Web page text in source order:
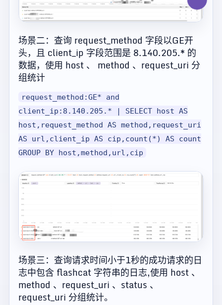
场景二：查询 request_method 字段以GE开
头，且 client_ip 字段范围是 8.140.205.* 的
数据，使用 host 、 method 、request_uri 分
组统计
request_method:GE* and
client_ip:8.140.205.* | SELECT host AS
host,request_method AS method,request_uri
AS url,client_ip AS cip,count(*) AS count
GROUP BY host,method,url,cip
场景三：查询请求时间小于1秒的成功请求的日
志中包含 flashcat 字符串的日志,使用 host 、
method 、request_uri 、status 、
request_uri 分组统计。